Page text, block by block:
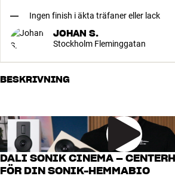
Ingen finish i äkta träfaner eller lack
JOHAN S.
Stockholm Fleminggatan
BESKRIVNING
DALI SONIK CINEMA –
FÖR DIN SONIK-HEMMABIO